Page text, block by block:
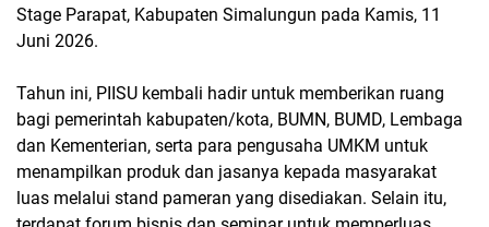
Stage Parapat, Kabupaten Simalungun pada Kamis, 11
Juni 2026.
Tahun ini, PIISU kembali hadir untuk memberikan ruang
bagi pemerintah kabupaten/kota, BUMN, BUMD, Lembaga
dan Kementerian, serta para pengusaha UMKM untuk
menampilkan produk dan jasanya kepada masyarakat
luas melalui stand pameran yang disediakan. Selain itu,